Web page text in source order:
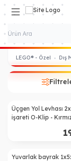
LEGO® - Özel • Dış
Üçgen Yol Levhası
işareti O-Klip -
Yuvarlak bayrak